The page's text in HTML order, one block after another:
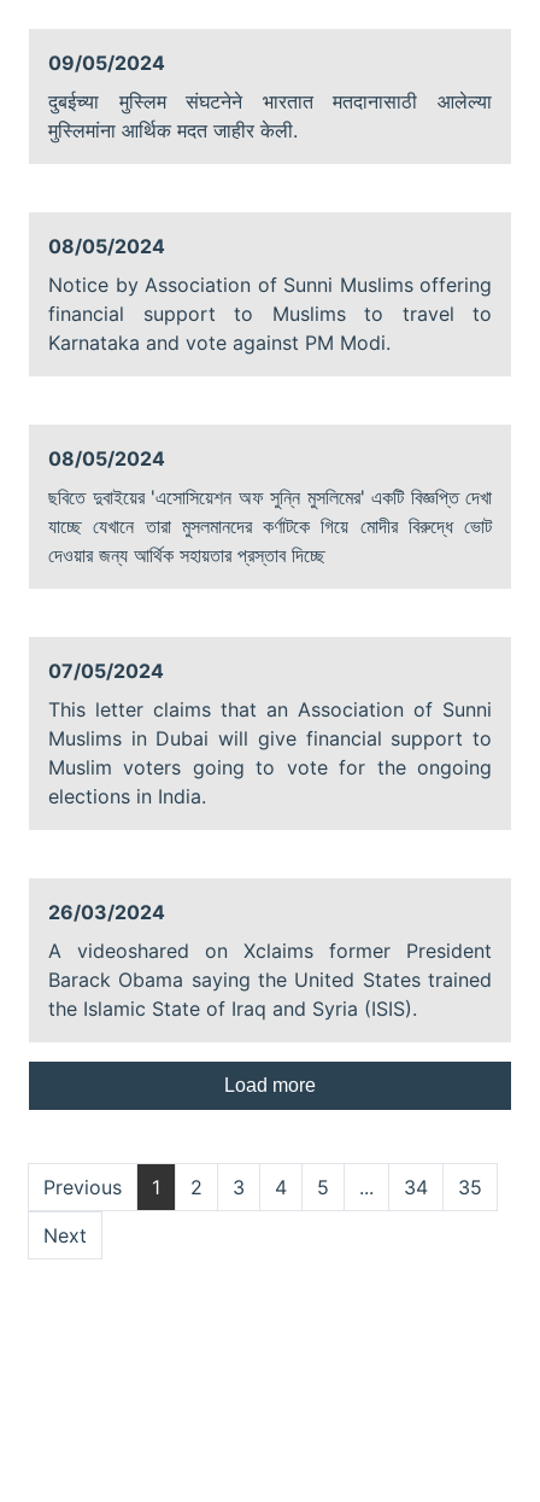
09/05/2024
दुबईच्या मुस्लिम संघटनेने भारतात मतदानासाठी आलेल्या
मुस्लिमांना आर्थिक मदत जाहीर केली.
08/05/2024
Notice by Association of Sunni Muslims offering
financial support to Muslims to travel to
Karnataka and vote against PM Modi.
08/05/2024
ছবিতে দুবাইয়ের 'এসোসিয়েশন অফ সুন্নি মুসলিমের' একটি বিজ্ঞপ্তি দেখা
যাচ্ছে যেখানে তারা মুসলমানদের কর্ণাটকে গিয়ে মোদীর বিরুদ্ধে ভোট
দেওয়ার জন্য আর্থিক সহায়তার প্রস্তাব দিচ্ছে
07/05/2024
This letter claims that an Association of Sunni
Muslims in Dubai will give financial support to
Muslim voters going to vote for the ongoing
elections in India.
26/03/2024
A videoshared on Xclaims former President
Barack Obama saying the United States trained
the Islamic State of Iraq and Syria (ISIS).
Load more
Previous 1 2 3 4 5 ... 34
35
Next